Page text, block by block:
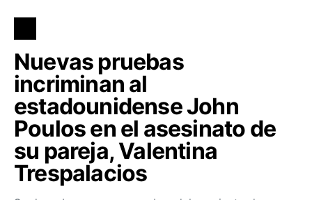
Nuevas pruebas
incriminan al
estadounidense John
Poulos en el asesinato de
su pareja, Valentina
Trespalacios